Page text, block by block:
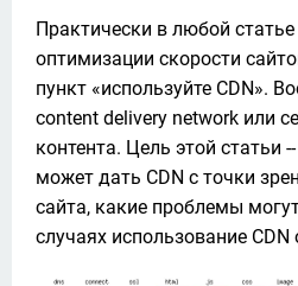
Практически в любой
оптимизации скорости
пункт «используйте CDN».
content delivery network или
контента. Цель этой статьи
может дать CDN с точки
сайта, какие проблемы
случаях использование